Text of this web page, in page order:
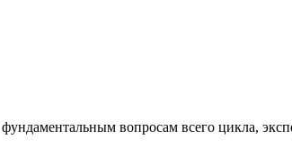
вопросам всего цикла,